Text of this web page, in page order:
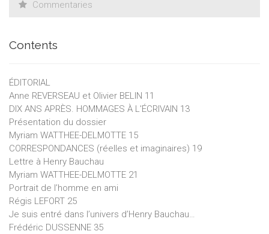
Commentaries
Contents
ÉDITORIAL
Anne REVERSEAU et Olivier BELIN 11
DIX ANS APRÈS. HOMMAGES À L'ÉCRIVAIN 13
Présentation du dossier
Myriam WATTHEE-DELMOTTE 15
CORRESPONDANCES (réelles et imaginaires) 19
Lettre à Henry Bauchau
Myriam WATTHEE-DELMOTTE 21
Portrait de l’homme en ami
Régis LEFORT 25
Je suis entré dans l’univers d’Henry Bauchau…
Frédéric DUSSENNE 35